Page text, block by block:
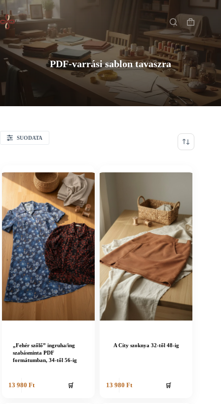
Skip
to
content
Shopping
cart
Főoldal
PDF-varrási sablon tavaszra
SUODATA
„Fehér szőlő” ingruha/ing
szabásminta PDF
formátumban, 34-től 56-ig
13 980 Ft 🛒
A City szoknya 32-től 48-ig
13 980 Ft 🛒